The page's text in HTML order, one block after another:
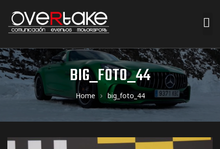
BIG_FOTO_44
Home big_foto_44